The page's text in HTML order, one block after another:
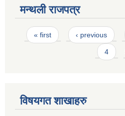
मन्थली राजपत्र
Pages
« first ‹ previous
4
विषयगत शाखाहरु